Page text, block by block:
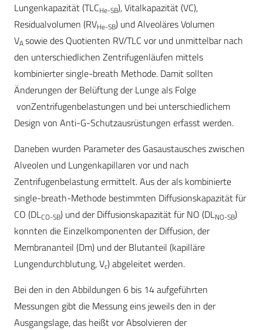
Lungenkapazität (TLCHe-SB), Vitalkapazität (VC),
Residualvolumen (RVHe-SB) und Alveoläres Volumen
VAsowie des Quotienten RV/TLC vor und unmittelbar nach
den unterschiedlichen Zentrifugenläufen mittels
kombinierter single-breath Methode. Damit sollten
Änderungen der Belüftung der Lunge als Folge
vonZentrifugenbelastungen und bei unterschiedlichem
Design von Anti-G-Schutzausrüstungen erfasst werden.
Daneben wurden Parameter des Gasaustausches zwischen
Alveolen und Lungenkapillaren vor und nach
Zentrifugenbelastung ermittelt. Aus der als kombinierte
single-breath-Methode bestimmten Diffusionskapazität für
CO (DLCO-SB) und der Diffusionskapazität für NO (DLNO-SB)
konnten die Einzelkomponenten der Diffusion, der
Membrananteil (Dm) und der Blutanteil (kapilläre
Lungendurchblutung, Vc) abgeleitet werden.
Bei den in den Abbildungen 6 bis 14 aufgeführten
Messungen gibt die Messung eins jeweils den in der
Ausgangslage, das heißt vor Absolvieren der